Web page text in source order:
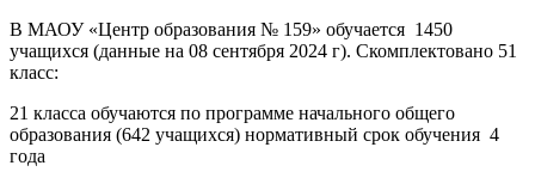
В МАОУ «Центр образования № 159» обучается 1450
учащихся (данные на 08 сентября 2024 г). Скомплектовано 51
класс:
21 класса обучаются по программе начального общего
образования (642 учащихся) нормативный срок обучения 4
года